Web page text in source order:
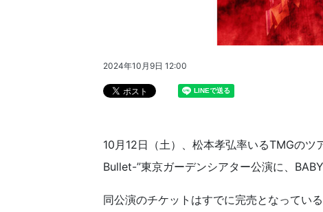
2024年10月9日 12:00
10月12日（土）、松本孝弘率いるTMGの
Bullet-”東京ガーデンシアター公演に、
同公演のチケットはすでに完売となってい